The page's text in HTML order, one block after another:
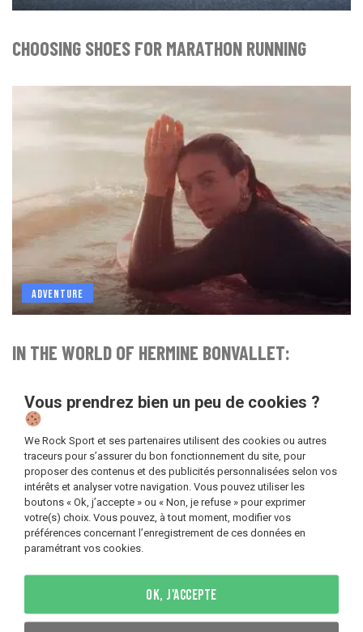
CHOOSING SHOES FOR MARATHON RUNNING
ADVENTURE
IN THE WORLD OF HERMINE BONVALLET:
ADVENTURE
Vous prendrez bien un peu de cookies ?
We Rock Sport et ses partenaires utilisent des cookies ou autres
traceurs pour s’assurer du bon fonctionnement du site, pour
proposer des contenus et des publicités personnalisées selon vos
intérêts et analyser votre navigation. Vous pouvez utiliser les
boutons « Ok, j’accepte » ou « Non, je refuse » pour exprimer
votre(s) choix. Vous pouvez, à tout moment, modifier vos
préférences concernant l’enregistrement de ces données en
paramétrant vos cookies.
OK, J'ACCEPTE